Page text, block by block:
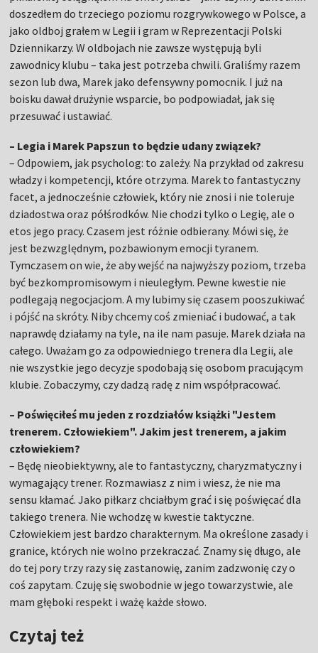
doszedłem do trzeciego poziomu rozgrywkowego w Polsce, a
jako oldboj grałem w Legii i gram w Reprezentacji Polski
Dziennikarzy. W oldbojach nie zawsze występują byli
zawodnicy klubu – taka jest potrzeba chwili. Graliśmy razem
sezon lub dwa, Marek jako defensywny pomocnik. I już na
boisku dawał drużynie wsparcie, bo podpowiadał, jak się
przesuwać i ustawiać.
– Legia i Marek Papszun to będzie udany związek?
– Odpowiem, jak psycholog: to zależy. Na przykład od zakresu
władzy i kompetencji, które otrzyma. Marek to fantastyczny
facet, a jednocześnie człowiek, który nie znosi i nie toleruje
dziadostwa oraz półśrodków. Nie chodzi tylko o Legię, ale o
etos jego pracy. Czasem jest różnie odbierany. Mówi się, że
jest bezwzględnym, pozbawionym emocji tyranem.
Tymczasem on wie, że aby wejść na najwyższy poziom, trzeba
być bezkompromisowym i nieuległym. Pewne kwestie nie
podlegają negocjacjom. A my lubimy się czasem pooszukiwać
i pójść na skróty. Niby chcemy coś zmieniać i budować, a tak
naprawdę działamy na tyle, na ile nam pasuje. Marek działa na
całego. Uważam go za odpowiedniego trenera dla Legii, ale
nie wszystkie jego decyzje spodobają się osobom pracującym
klubie. Zobaczymy, czy dadzą radę z nim współpracować.
– Poświęciłeś mu jeden z rozdziałów książki "Jestem
trenerem. Człowiekiem". Jakim jest trenerem, a jakim
człowiekiem?
– Będę nieobiektywny, ale to fantastyczny, charyzmatyczny i
wymagający trener. Rozmawiasz z nim i wiesz, że nie ma
sensu kłamać. Jako piłkarz chciałbym grać i się poświęcać dla
takiego trenera. Nie wchodzę w kwestie taktyczne.
Człowiekiem jest bardzo charakternym. Ma określone zasady i
granice, których nie wolno przekraczać. Znamy się długo, ale
do tej pory trzy razy się zastanowię, zanim zadzwonię czy o
coś zapytam. Czuję się swobodnie w jego towarzystwie, ale
mam głęboki respekt i ważę każde słowo.
Czytaj też